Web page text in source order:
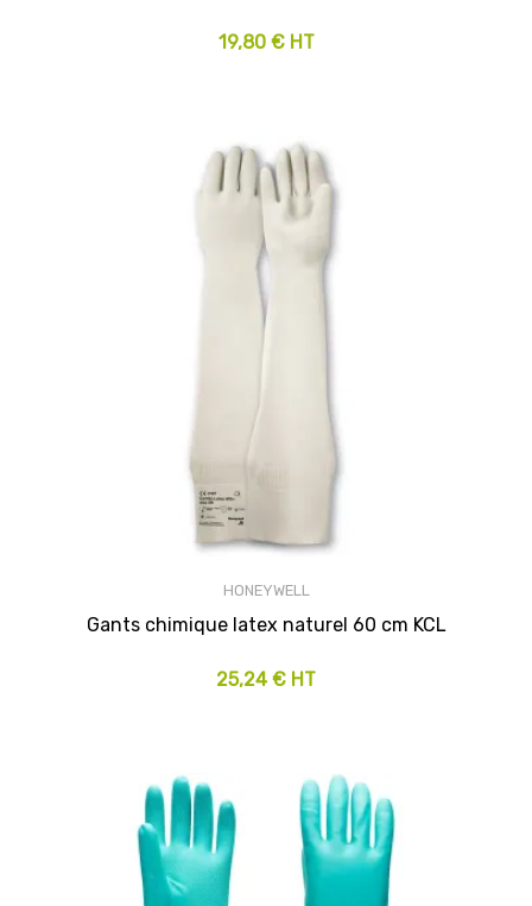
19,80 € HT
HONEYWELL
Gants chimique latex naturel 60 cm KCL
25,24 € HT